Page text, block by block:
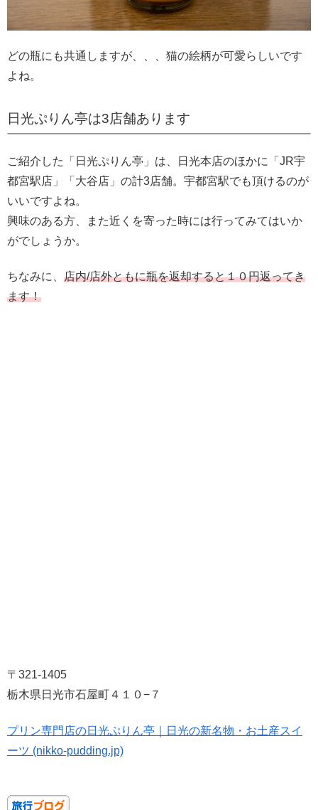
どの瓶にも共通しますが、、、猫の絵柄が可愛らしいです
よね。
日光ぷりん亭は3店舗あります
ご紹介した「日光ぷりん亭」は、日光本店のほかに「JR宇
都宮駅店」「大谷店」の計3店舗。宇都宮駅でも頂けるのが
いいですよね。
興味のある方、また近くを寄った時には行ってみてはいか
がでしょうか。
ちなみに、 店内/店外ともに瓶を返却すると１０円返ってき
ます！
〒321-1405
栃木県日光市石屋町４１０−７
プリン専門店の日光ぷりん亭｜日光の新名物・お土産スイ
ーツ (nikko-pudding.jp)